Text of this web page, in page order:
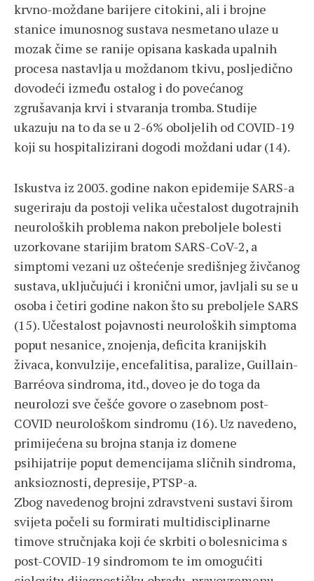
krvno-moždane barijere citokini, ali i brojne
stanice imunosnog sustava nesmetano ulaze u
mozak čime se ranije opisana kaskada upalnih
procesa nastavlja u moždanom tkivu, posljedično
dovodeći između ostalog i do povećanog
zgrušavanja krvi i stvaranja tromba. Studije
ukazuju na to da se u 2-6% oboljelih od COVID-19
koji su hospitalizirani dogodi moždani udar (14).
Iskustva iz 2003. godine nakon epidemije SARS-a
sugeriraju da postoji velika učestalost dugotrajnih
neuroloških problema nakon preboljele bolesti
uzorkovane starijim bratom SARS-CoV-2, a
simptomi vezani uz oštećenje središnjeg živčanog
sustava, uključujući i kronični umor, javljali su se u
osoba i četiri godine nakon što su preboljele SARS
(15). Učestalost pojavnosti neuroloških simptoma
poput nesanice, znojenja, deficita kranijskih
živaca, konvulzije, encefalitisa, paralize, Guillain-
Barréova sindroma, itd., doveo je do toga da
neurolozi sve češće govore o zasebnom post-
COVID neurološkom sindromu (16). Uz navedeno,
primijećena su brojna stanja iz domene
psihijatrije poput demencijama sličnih sindroma,
anksioznosti, depresije, PTSP-a.
Zbog navedenog brojni zdravstveni sustavi širom
svijeta počeli su formirati multidisciplinarne
timove stručnjaka koji će skrbiti o bolesnicima s
post-COVID-19 sindromom te im omogućiti